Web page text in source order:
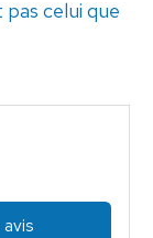
celui que